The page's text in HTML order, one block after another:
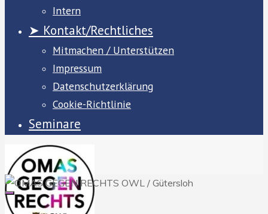
Intern
➤ Kontakt/Rechtliches
Mitmachen / Unterstützen
Impressum
Datenschutzerklärung
Cookie-Richtlinie
Seminare